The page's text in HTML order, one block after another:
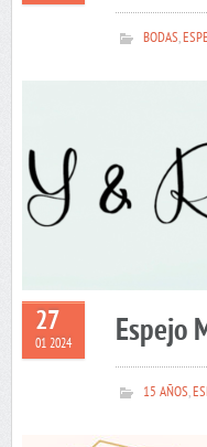
BODAS,
27
01 2024 Espejo
15 AÑOS,